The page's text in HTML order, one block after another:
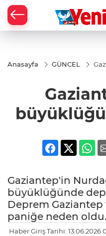
Anasayfa GÜNCEL
Gaziantep'in
büyüklüğünde
Deprem
paniğe neden oldu.
Haber Giriş Tarihi: 13.06.2026